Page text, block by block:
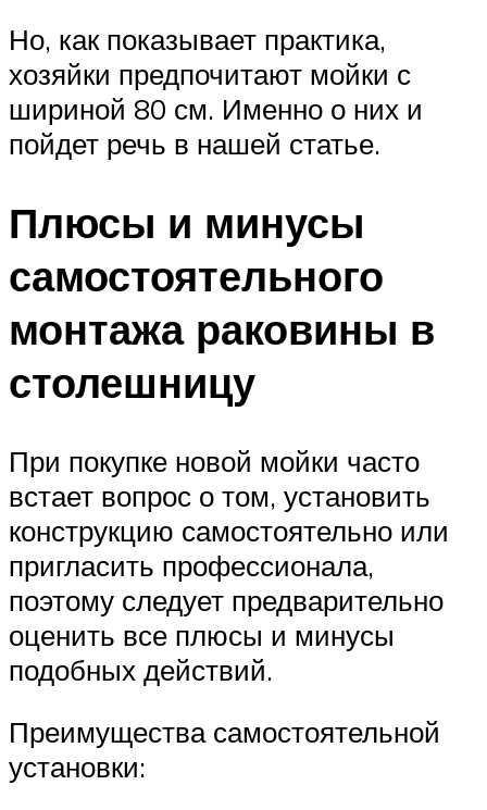
Но, как показывает практика,
хозяйки предпочитают мойки с
шириной 80 см. Именно о них и
пойдет речь в нашей статье.
Плюсы и минусы
самостоятельного
монтажа раковины в
столешницу
При покупке новой мойки часто
встает вопрос о том, установить
конструкцию самостоятельно или
пригласить профессионала,
поэтому следует предварительно
оценить все плюсы и минусы
подобных действий.
Преимущества самостоятельной
установки: